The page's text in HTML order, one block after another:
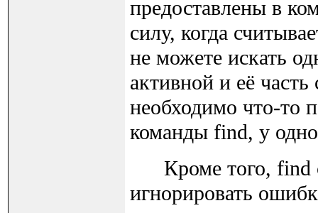
предоставлены в
силу, когда
не можете искать
активной и её
необходимо что-то
команды find, у
Кроме того, find с
игнорировать